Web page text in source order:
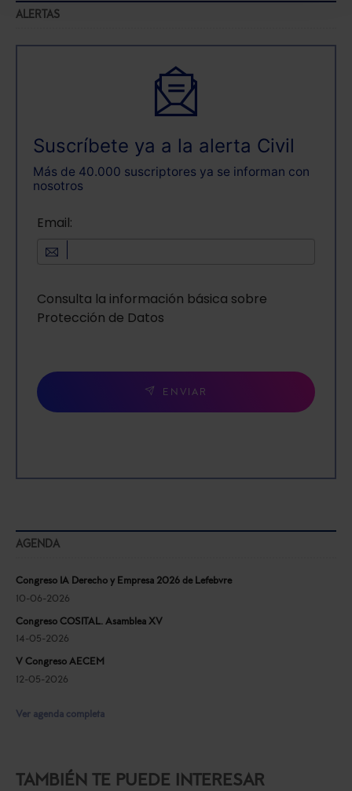
seleccionar solo aquellas que quieras permitir en tu
las que sean indispensables para la navegación.
Saber más acerca de las cookies
ALERTAS
Suscríbete ya a la alerta Civil
Más de 40.000 suscriptores ya se informan con
nosotros
Email:
Consulta la información básica sobre
Protección de Datos
ENVIAR
AGENDA
Congreso IA Derecho y Empresa 2026 de Lefebvre
10-06-2026
Congreso COSITAL. Asamblea XV
14-05-2026
V Congreso AECEM
12-05-2026
Ver agenda completa
TAMBIÉN TE PUEDE INTERESAR